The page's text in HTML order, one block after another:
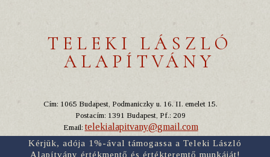
TELEKI LÁSZLÓ
ALAPÍTVÁNY
Cím: 1065 Budapest, Podmaniczky u. 16. II. emelet 15.
Postacím: 1391 Budapest, Pf.: 209
Email:telekialapitvany@gmail.com
Kérjük, adója 1%-ával támogassa a Teleki László
Alapítvány értékmentő és értékteremtő munkáját!